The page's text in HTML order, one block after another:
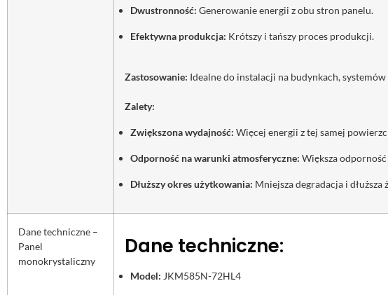
Dwustronność: Generowanie energii z obu stron panelu.
Efektywna produkcja: Krótszy i tańszy proces produkcji.
Zastosowanie: Idealne do instalacji na budynkach,
Zalety:
Zwiększona wydajność: Więcej energii z tej samej
Odporność na warunki atmosferyczne: Większa
Dłuższy okres użytkowania: Mniejsza degradacja i dłuższa
Dane techniczne –
Panel
monokrystaliczny
Dane techniczne:
Model: JKM585N-72HL4